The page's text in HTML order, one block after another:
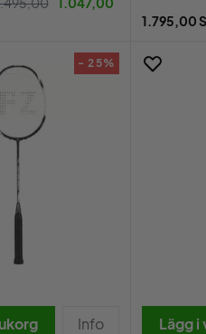
1.795,00
- 25%
Info Lägg i